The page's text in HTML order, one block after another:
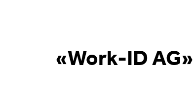
«Work-ID AG»